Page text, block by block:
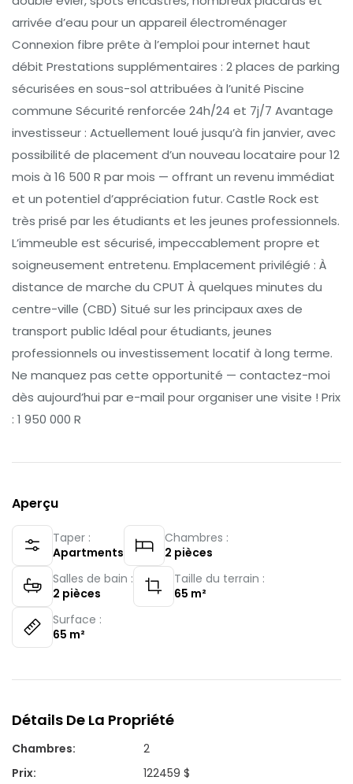
arrivée d’eau pour un appareil électroménager
Connexion fibre prête à l’emploi pour internet haut
débit Prestations supplémentaires : 2 places de parking
sécurisées en sous-sol attribuées à l’unité Piscine
commune Sécurité renforcée 24h/24 et 7j/7 Avantage
investisseur : Actuellement loué jusqu’à fin janvier, avec
possibilité de placement d’un nouveau locataire pour 12
mois à 16 500 R par mois — offrant un revenu immédiat
et un potentiel d’appréciation futur. Castle Rock est
très prisé par les étudiants et les jeunes professionnels.
L’immeuble est sécurisé, impeccablement propre et
soigneusement entretenu. Emplacement privilégié : À
distance de marche du CPUT À quelques minutes du
centre-ville (CBD) Situé sur les principaux axes de
transport public Idéal pour étudiants, jeunes
professionnels ou investissement locatif à long terme.
Ne manquez pas cette opportunité — contactez-moi
dès aujourd’hui par e-mail pour organiser une visite ! Prix
: 1 950 000 R
Aperçu
Taper :
Apartments
Chambres :
2 pièces
Salles de bain :
2 pièces
Taille du terrain :
65 m²
Surface :
65 m²
Détails De La Propriété
Chambres:
2
Prix: 122459 $